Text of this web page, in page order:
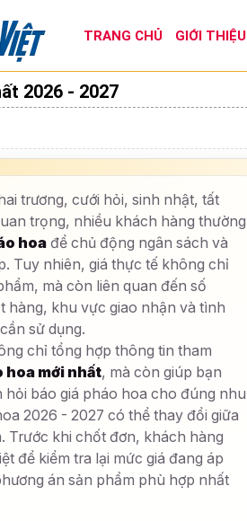
TRANG CHỦ GIỚI THIỆU
2026 - 2027
trương, cưới hỏi, sinh nhật, tất
trọng, nhiều khách hàng thường
hoa để chủ động ngân sách và
Tuy nhiên, giá thực tế không chỉ
mà còn liên quan đến số
hàng, khu vực giao nhận và tình
sử dụng.
chỉ tổng hợp thông tin tham
hoa mới nhất, mà còn giúp bạn
hỏi báo giá pháo hoa cho đúng nhu
2026 - 2027 có thể thay đổi giữa
Trước khi chốt đơn, khách hàng
để kiểm tra lại mức giá đang áp
án sản phẩm phù hợp nhất